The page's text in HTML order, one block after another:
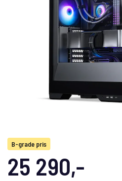
B-grade pris
25 290,-